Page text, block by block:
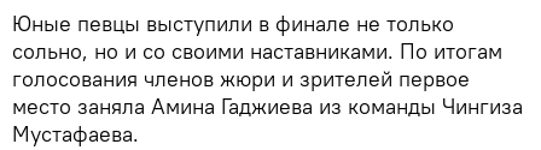
Юные певцы выступили в финале не только
сольно, но и со своими наставниками. По итогам
голосования членов жюри и зрителей первое
место заняла Амина Гаджиева из команды Чингиза
Мустафаева.